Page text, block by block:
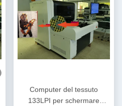
Computer del tessuto
133LPI per schermare